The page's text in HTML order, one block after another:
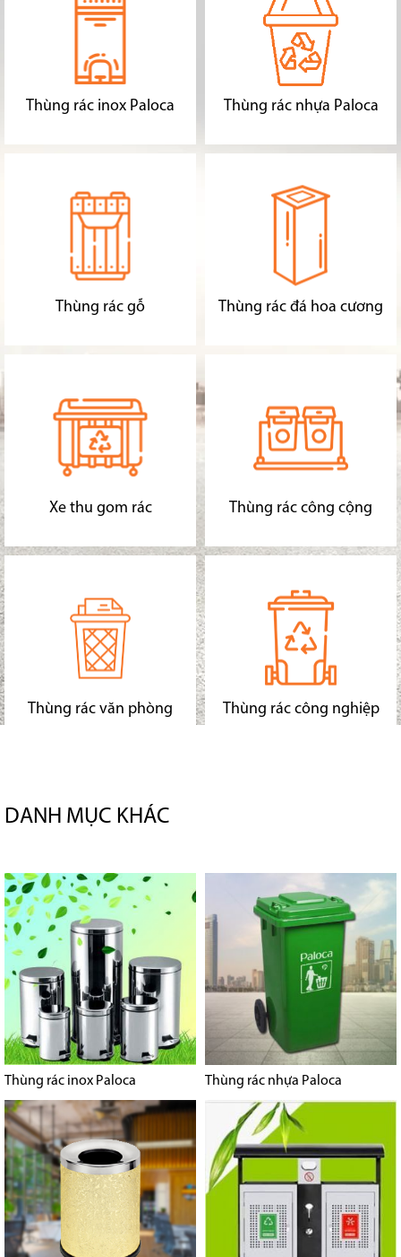
Thùng rác inox Paloca Thùng rác nhựa Paloca
Thùng rác gỗ Thùng rác đá hoa cương
Xe thu gom rác Thùng rác công cộng
Thùng rác văn phòng Thùng rác công nghiệp
DANH MỤC KHÁC
Thùng rác inox Paloca Thùng rác nhựa Paloca